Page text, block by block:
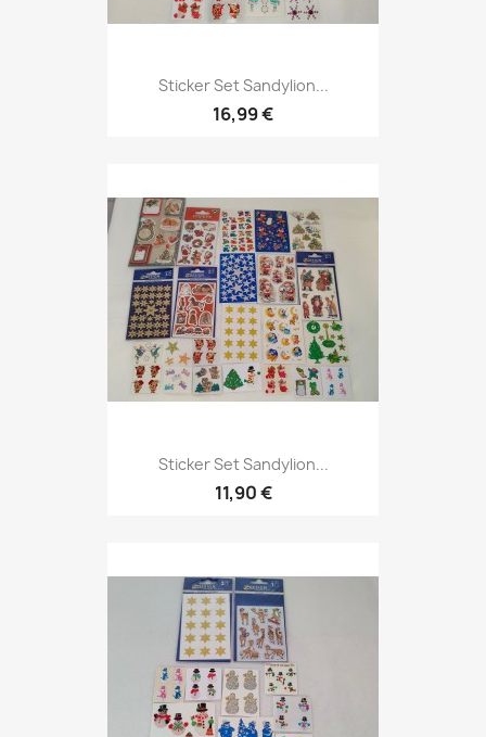
Sticker Set Sandylion...
16,99 €
Sticker Set Sandylion...
11,90 €